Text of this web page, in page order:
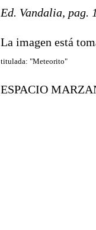
Ed. Vandalia, pag.
La imagen está
titulada: "Meteorito"
ESPACIO